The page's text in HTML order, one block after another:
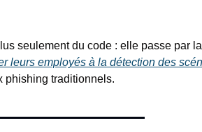
seulement du code : elle passe par
leurs employés à la détection des
phishing traditionnels.